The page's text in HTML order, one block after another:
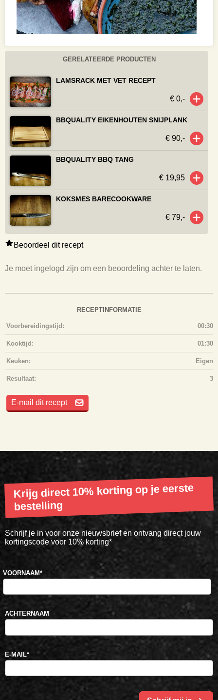
Beoordeel dit recept
Je moet ingelogd zijn om een beoordeling achter te laten.
RECEPTINFORMATIE
Voorbereidingstijd: 00:30
Kooktijd: 01:30
Keuken: Eigen
Resultaat: 3
E-mail dit recept
GERELATEERDE PRODUCTEN
LAMSRACK MET VET RECEPT
€ 0,-
BBQUALITY EIKENHOUTEN SNIJPLANK
€ 90,-
BBQUALITY BBQ TANG
€ 19,95
KOKSMES BARECOOKWARE
€ 79,-
Krijg direct 10% korting op je eerste
bestelling
Schrijf je in voor onze nieuwsbrief en ontvang direct jouw
kortingscode voor 10% korting*
VOORNAAM*
ACHTERNAAM
E-MAIL*